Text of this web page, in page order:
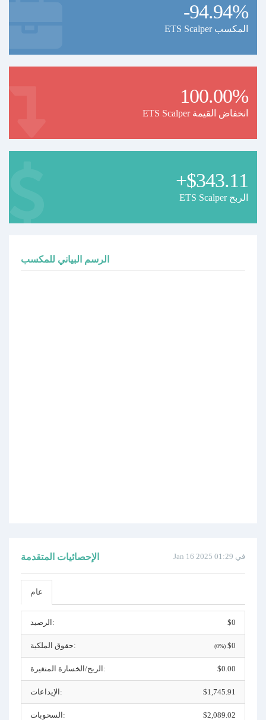
-94.94%
ETS Scalper المكسب
100.00%
ETS Scalper انخفاض القيمة
+$343.11
ETS Scalper الربح
الرسم البياني للمكسب
Jan 16 2025 في 01:29 الإحصائيات المتقدمة
عام
الرصيد: $0
حقوق الملكية: (0%) $0
الربح/الخسارة المتغيرة: $0.00
الإيداعات: $1,745.91
السحوبات: $2,089.02